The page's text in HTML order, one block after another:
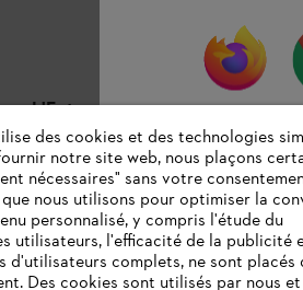
L'Entreprise
À propos de nous
Catalogue
Informations aux fournisseurs
Système d'alerte STIHL
firefox
des cookies et des technologies
notre site web, nous plaçons
nécessaires" sans votre
nous utilisons pour optimiser la
personnalisé, y compris l'étude du
utilisateurs, l'efficacité de la publicité
d'utilisateurs complets, ne sont placés
Des cookies sont utilisés par nous